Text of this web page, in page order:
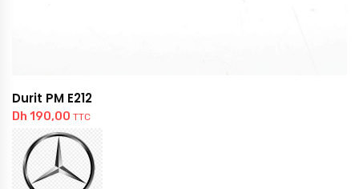
Durit PM E212
Dh 190,00 TTC